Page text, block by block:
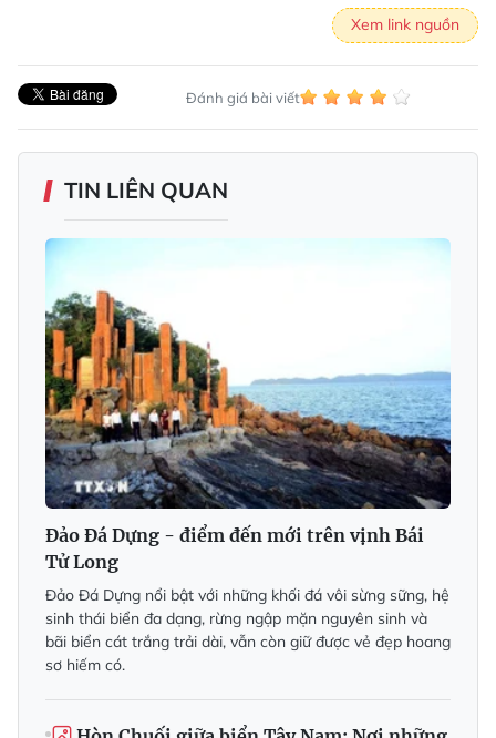
lưới bằng cáp ngầm ra huyện đảo xa bờ đầu
tiên trong cả nước (kinh phí hơn 1.100 tỉ
đồng), đã chính thức hoàn tất trong niềm
vui của người dân Cô Tô.
Sự kiện đóng điện lưới quốc gia ra đảo Cô Tô
Lớn (16.10.2013), đảo Thanh Lân
(31.12.2013), đảo Trần (2.9.2020) cùng việc
đầu tư xây dựng đồng bộ các công trình
lưỡng dụng, đã làm thay đổi toàn diện Cô Tô.
Sau hơn 31 năm thành lập, từ 1 huyện nông,
ngư nghiệp đã chuyển dịch mạnh mẽ sang
dịch vụ. Du lịch trở thành ngành kinh tế mũi
nhọn, chiếm gần 70% cơ cấu kinh tế. Những
năm gần đây, hằng năm Cô Tô đón trên
300.000 khách du lịch, tăng gấp 10 lần so
với trước năm 2013.
Dịp nghỉ lễ 30.4 - 1.5.2025, huyện đảo Cô Tô
25% so với cùng kỳ năm trước), khẳng định